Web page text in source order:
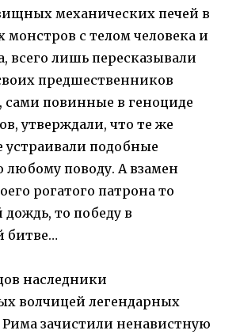
механических печей в
монстров с телом человека и
всего лишь пересказывали
предшественников
сами повинные в геноциде
утверждали, что те же
устраивали подобные
любому поводу. А взамен
рогатого патрона то
то победу в
битве…
наследники
волчицей легендарных
Рима зачистили ненавистную